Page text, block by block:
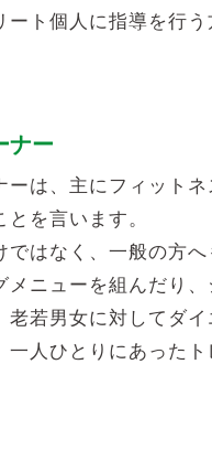
ト個人に指導を行う
ナー
ーは、主にフィット
を言います。
ではなく、一般の方
メニューを組んだり
老若男女に対してダ
一人ひとりにあった